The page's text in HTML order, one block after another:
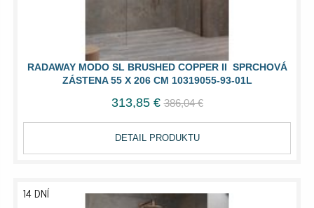
RADAWAY MODO SL BRUSHED COPPER II SPRCHOVÁ
ZÁSTENA 55 X 206 CM 10319055-93-01L
313,85 € 386,04 €
DETAIL PRODUKTU
14 DNÍ